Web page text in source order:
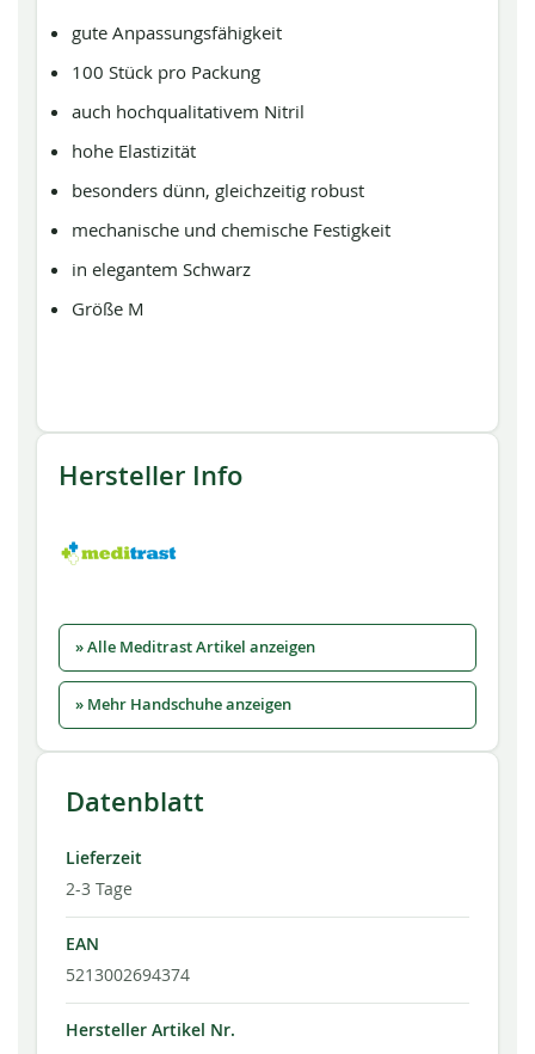
gute Anpassungsfähigkeit
100 Stück pro Packung
auch hochqualitativem Nitril
hohe Elastizität
besonders dünn, gleichzeitig robust
mechanische und chemische Festigkeit
in elegantem Schwarz
Größe M
Hersteller Info
» Alle Meditrast Artikel anzeigen
» Mehr Handschuhe anzeigen
Datenblatt
Lieferzeit
2-3 Tage
EAN
5213002694374
Hersteller Artikel Nr.